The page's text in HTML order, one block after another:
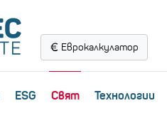
Еврокалкулатор
ESG Свят Технологии